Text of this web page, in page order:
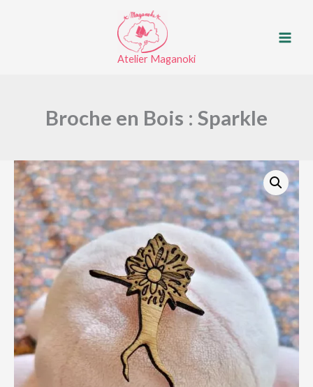
Atelier Maganoki
Broche en Bois : Sparkle